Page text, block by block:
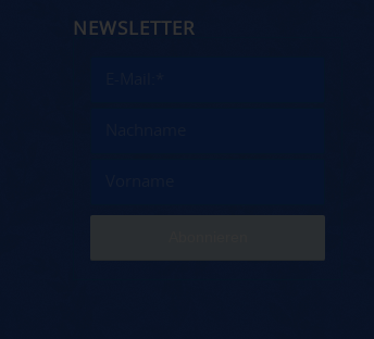
NEWSLETTER